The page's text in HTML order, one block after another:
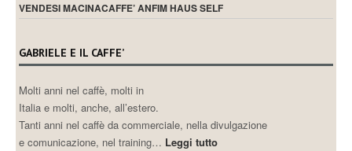
VENDESI MACINACAFFE’ ANFIM HAUS SELF
GABRIELE E IL CAFFE’
Molti anni nel caffè, molti in
Italia e molti, anche, all’estero.
Tanti anni nel caffè da commerciale, nella divulgazione
e comunicazione, nel training… Leggi tutto